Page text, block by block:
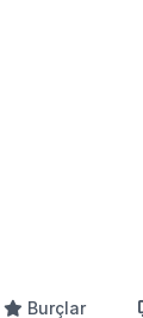
Burçlar